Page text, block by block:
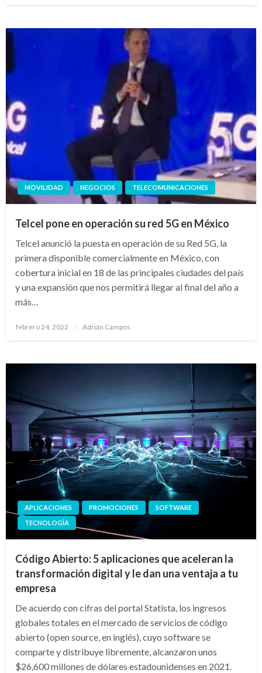
MOVILIDAD NEGOCIOS TELECOMUNICACIONES
Telcel pone en operación su red 5G en México
Telcel anunció la puesta en operación de su Red 5G, la
primera disponible comercialmente en México, con
cobertura inicial en 18 de las principales ciudades del país
y una expansión que nos permitirá llegar al final del año a
más…
Publicado
febrero 24, 2022 Adrián Campos
APLICACIONES PROMOCIONES
SOFTWARE
TECNOLOGÍA
Código Abierto: 5 aplicaciones que aceleran la
transformación digital y le dan una ventaja a tu
empresa
De acuerdo con cifras del portal Statista, los ingresos
globales totales en el mercado de servicios de código
abierto (open source, en inglés), cuyo software se
comparte y distribuye libremente, alcanzaron unos
$26,600 millones de dólares estadounidenses en 2021.